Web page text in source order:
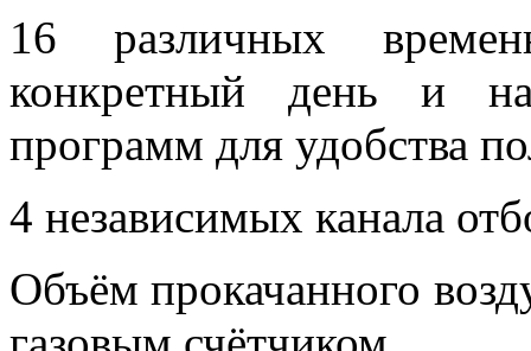
16 различных
конкретный день и
программ для удобства
4 независимых канала
Объём прокачанного